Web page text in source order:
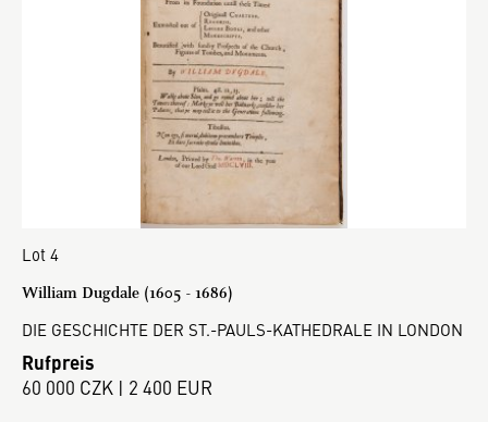
Lot 4
William Dugdale (1605 - 1686)
DIE GESCHICHTE DER ST.-PAULS-KATHEDRALE IN LONDON
Rufpreis
60 000 CZK | 2 400 EUR